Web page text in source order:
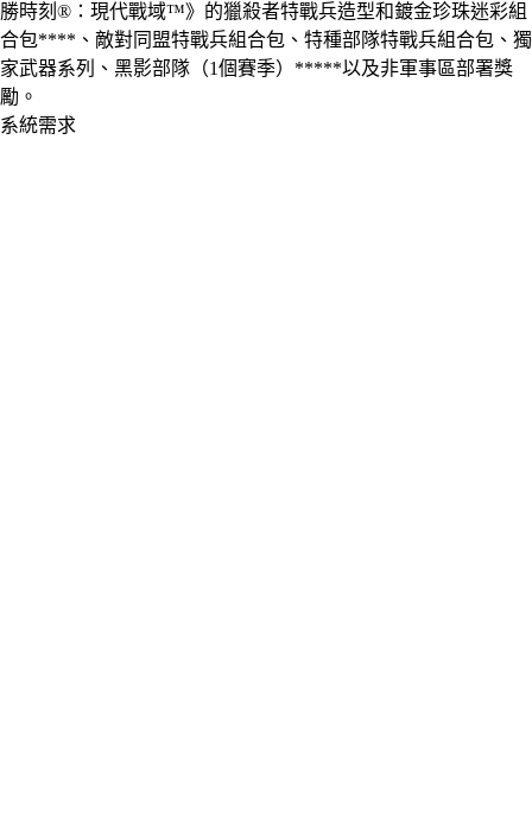
勝時刻®：現代戰域™》的獵殺者特戰兵造型和鍍金珍珠迷彩組
合包****、敵對同盟特戰兵組合包、特種部隊特戰兵組合包、獨
家武器系列、黑影部隊（1個賽季）*****以及非軍事區部署獎
勵。
系統需求